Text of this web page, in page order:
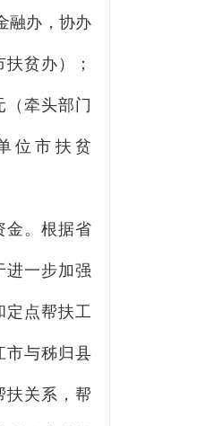
融办，协办
贫办）；
（牵头部门
位市扶贫
金。根据省
进一步加强
定点帮扶工
市与秭归县
扶关系，帮